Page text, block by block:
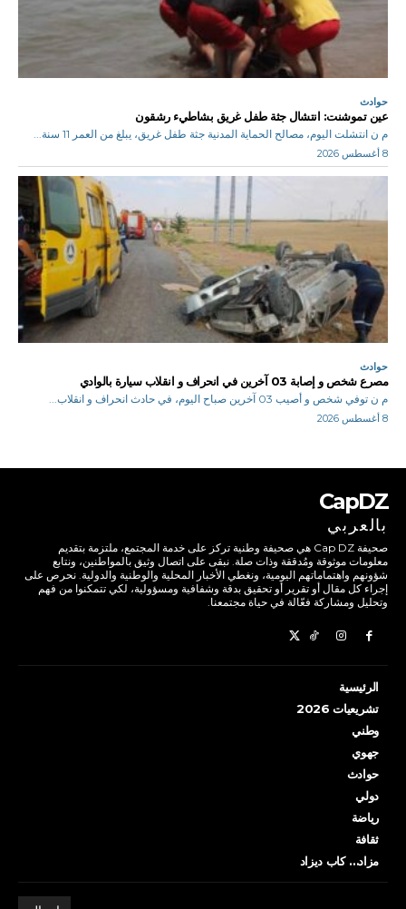
حوادث
عين تموشنت: انتشال جثة طفل غريق بشاطيء رشقون
م ن انتشلت اليوم، مصالح الحماية المدنية جثة طفل غريق، يبلغ من العمر 11 سنة...
8 أغسطس 2026
حوادث
مصرع شخص و إصابة 03 آخرين في انحراف و انقلاب سيارة بالوادي
م ن توفي شخص و أصيب 03 آخرين صباح اليوم، في حادث انحراف و انقلاب...
8 أغسطس 2026
CapDZ
بالعربي
صحيفة Cap DZ هي صحيفة وطنية تركز على خدمة المجتمع، ملتزمة بتقديم
معلومات موثوقة ومُدققة وذات صلة. نبقى على اتصال وثيق بالمواطنين، ونتابع
شؤونهم واهتماماتهم اليومية، ونغطي الأخبار المحلية والوطنية والدولية. نحرص على
إجراء كل مقال أو تقرير أو تحقيق بدقة وشفافية ومسؤولية، لكي تتمكنوا من فهم
وتحليل ومشاركة فعّالة في حياة مجتمعنا.
الرئيسية
تشريعيات 2026
وطني
جهوي
حوادث
دولي
رياضة
ثقافة
مزاد… كاب ديزاد